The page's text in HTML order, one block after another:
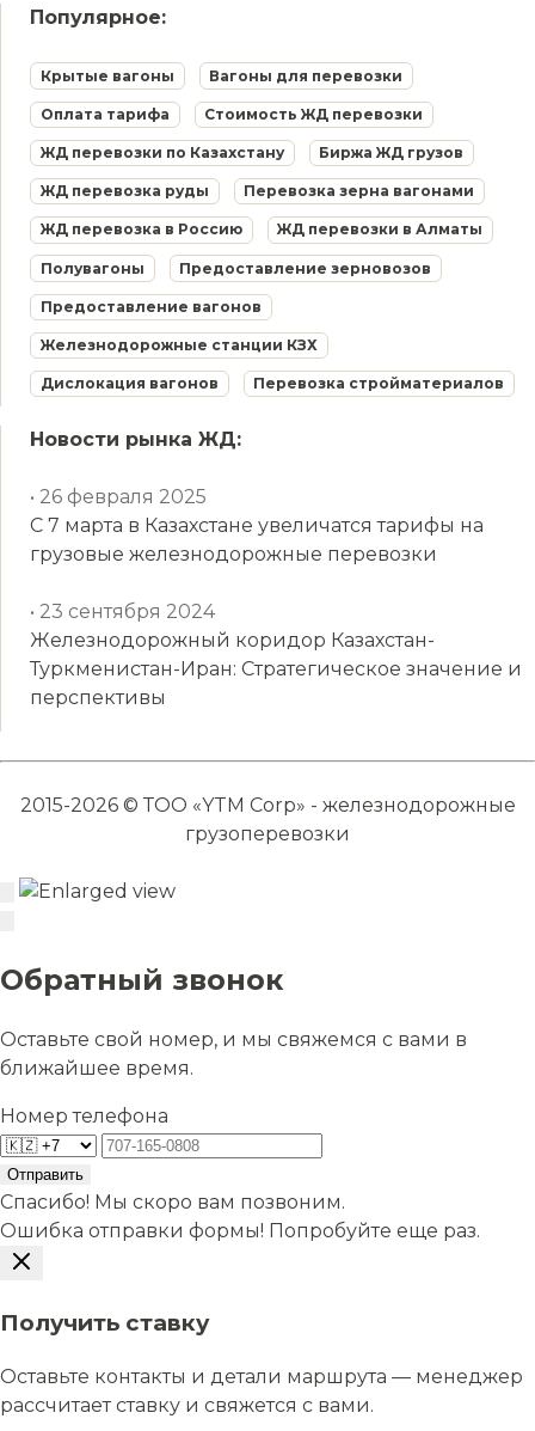
Популярное:
Крытые вагоны Вагоны для перевозки
Оплата тарифа Стоимость ЖД перевозки
ЖД перевозки по Казахстану Биржа ЖД грузов
ЖД перевозка руды Перевозка зерна вагонами
ЖД перевозка в Россию ЖД перевозки в Алматы
Полувагоны Предоставление зерновозов
Предоставление вагонов
Железнодорожные станции КЗХ
Дислокация вагонов Перевозка стройматериалов
Новости рынка ЖД:
• 26 февраля 2025
С 7 марта в Казахстане увеличатся тарифы на
грузовые железнодорожные перевозки
• 23 сентября 2024
Железнодорожный коридор Казахстан-
Туркменистан-Иран: Стратегическое значение и
перспективы
2015-2026 © ТОО «YTM Corp» - железнодорожные
грузоперевозки
Обратный звонок
Оставьте свой номер, и мы свяжемся с вами в
ближайшее время.
Номер телефона
Отправить
Спасибо! Мы скоро вам позвоним.
Ошибка отправки формы! Попробуйте еще раз.
Получить ставку
Оставьте контакты и детали маршрута — менеджер
рассчитает ставку и свяжется с вами.